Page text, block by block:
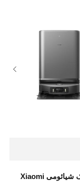
جارو رباتیک شیائومی Xiaomi